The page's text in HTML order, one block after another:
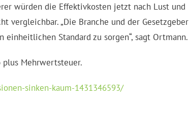
würden die Effektivkosten jetzt nach Lust und
vergleichbar. „Die Branche und der Gesetzgeber
Standard zu sorgen“, sagt Ortmann.
plus Mehrwertsteuer.
sinken-kaum-1431346593/